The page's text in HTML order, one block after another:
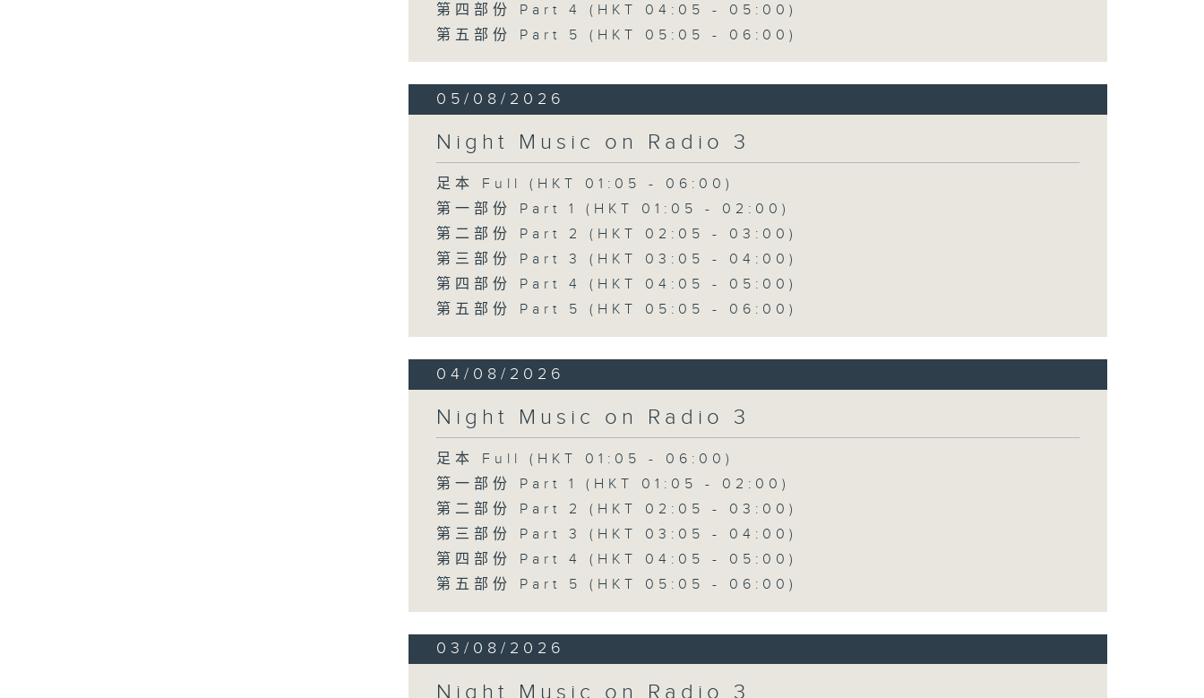
第四部份 Part 4 (HKT 04:05 - 05:00)
第五部份 Part 5 (HKT 05:05 - 06:00)
05/08/2026
Night Music on Radio 3
足本 Full (HKT 01:05 - 06:00)
第一部份 Part 1 (HKT 01:05 - 02:00)
第二部份 Part 2 (HKT 02:05 - 03:00)
第三部份 Part 3 (HKT 03:05 - 04:00)
第四部份 Part 4 (HKT 04:05 - 05:00)
第五部份 Part 5 (HKT 05:05 - 06:00)
04/08/2026
Night Music on Radio 3
足本 Full (HKT 01:05 - 06:00)
第一部份 Part 1 (HKT 01:05 - 02:00)
第二部份 Part 2 (HKT 02:05 - 03:00)
第三部份 Part 3 (HKT 03:05 - 04:00)
第四部份 Part 4 (HKT 04:05 - 05:00)
第五部份 Part 5 (HKT 05:05 - 06:00)
03/08/2026
Night Music on Radio 3